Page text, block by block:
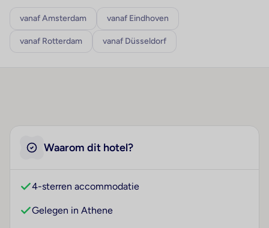
vanaf Amsterdam vanaf Eindhoven
vanaf Rotterdam vanaf Düsseldorf
Waarom dit hotel?
4-sterren accommodatie
Gelegen in Athene